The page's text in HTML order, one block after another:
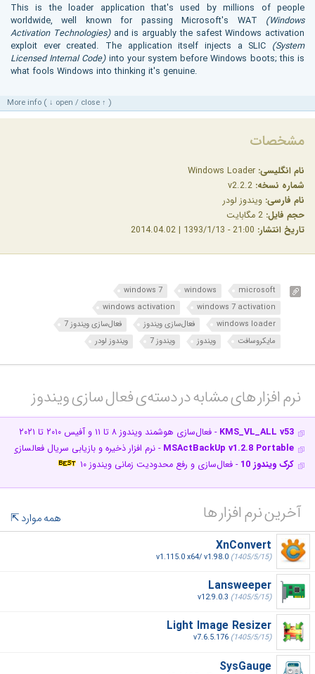
This is the loader application that's used by millions of people
worldwide, well known for passing Microsoft's WAT (Windows
Activation Technologies)and is arguably the safest Windows activation
exploit ever created. The application itself injects a SLIC (System
Licensed Internal Code)into your system before Windows boots; this is
what fools Windows into thinking it's genuine.
More info ( ↓ open / close ↑ )
مشخصات
نام انگلیسی:
شماره نسخه:
نام فارسی: ویندوز لودر
حجم فایل:
تاریخ انتشار:
microsoft
windows
windows 7
windows 7 activation
windows activation
windows loader
فعال‌سازی ویندوز
فعال‌سازی ویندوز 7
مایکروسافت
ویندوز ویندوز 7 ویندوز لودر
نرم افزار های مشابه در دسته‌ی‌ فعال سازی ویندوز‎
KMS_VL_ALL v53 - فعال‌سازی هوشمند ویندوز ۸ تا ۱۱ و آفیس ۲۰۱۰ تا ۲۰۲۱
MSActBackUp v1.2.8 Portable - نرم افزار ذخیره و بازیابی سریال فعالسازی
کرک ویندوز 10
- فعال‌سازی و رفع محدودیت زمانی ویندوز ۱۰
آخرین نرم افزار ها
همه موارد
XnConvert
v1.115.0 x64/ v1.98.0 (1405/5/15)
Lansweeper
v12.9.0.3 (1405/5/15)
Light Image Resizer
v7.6.5.176 (1405/5/15)
SysGauge